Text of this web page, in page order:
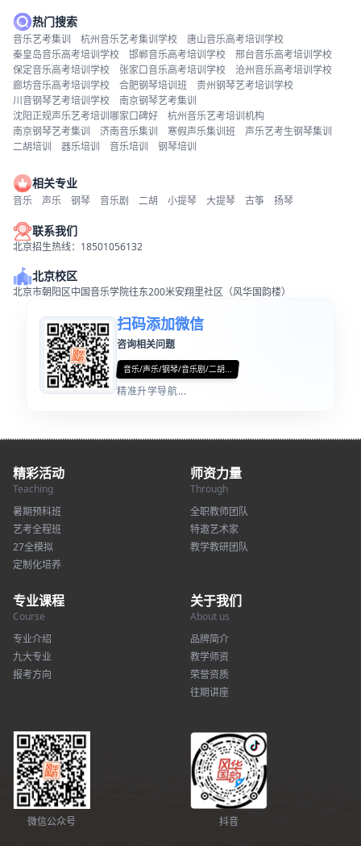
热门搜索
音乐艺考集训 杭州音乐艺考集训学校
唐山音乐高考培训学校
秦皇岛音乐高考培训学校
邯郸音乐高考培训学校
邢台音乐高考培训学校
保定音乐高考培训学校
张家口音乐高考培训学校
沧州音乐高考培训学校
廊坊音乐高考培训学校
合肥钢琴培训班
贵州钢琴艺考培训学校
川音钢琴艺考培训学校
南京钢琴艺考集训
沈阳正规声乐艺考培训哪家口碑好
杭州音乐艺考培训机构
南京钢琴艺考集训
济南音乐集训 寒假声乐集训班
声乐艺考生钢琴集训
二胡培训
器乐培训 音乐培训 钢琴培训
相关专业
音乐 声乐 钢琴 音乐剧 二胡 小提琴 大提琴 古筝 扬琴
联系我们
北京招生热线：18501056132
北京校区
北京市朝阳区中国音乐学院往东200米安翔里社区（风华国韵楼）
扫码添加微信
咨询相关问题
音乐/声乐/钢琴/音乐剧/二胡...
精准升学导航...
精彩活动
Teaching
暑期预科班
艺考全程班
27全模拟
定制化培养
师资力量
Through
全职教师团队
特邀艺术家
教学教研团队
专业课程
Course
专业介绍
九大专业
报考方向
关于我们
About us
品牌简介
教学师资
荣誉资质
往期讲座
微信公众号 抖音